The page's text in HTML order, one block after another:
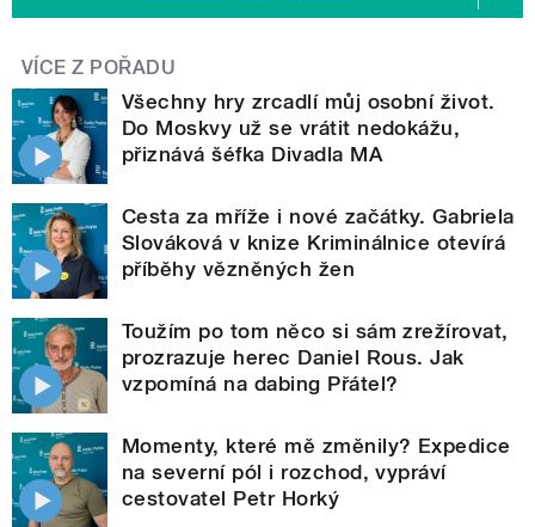
VÍCE Z POŘADU
Všechny hry zrcadlí můj osobní život.
Do Moskvy už se vrátit nedokážu,
přiznává šéfka Divadla MA
Cesta za mříže i nové začátky. Gabriela
Slováková v knize Kriminálnice otevírá
příběhy vězněných žen
Toužím po tom něco si sám zrežírovat,
prozrazuje herec Daniel Rous. Jak
vzpomíná na dabing Přátel?
Momenty, které mě změnily? Expedice
na severní pól i rozchod, vypráví
cestovatel Petr Horký